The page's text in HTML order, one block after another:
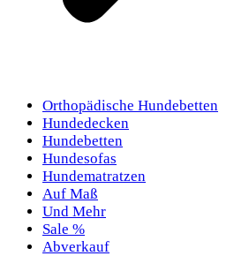
Orthopädische Hundebetten
Hundedecken
Hundebetten
Hundesofas
Hundematratzen
Auf Maß
Und Mehr
Sale %
Abverkauf